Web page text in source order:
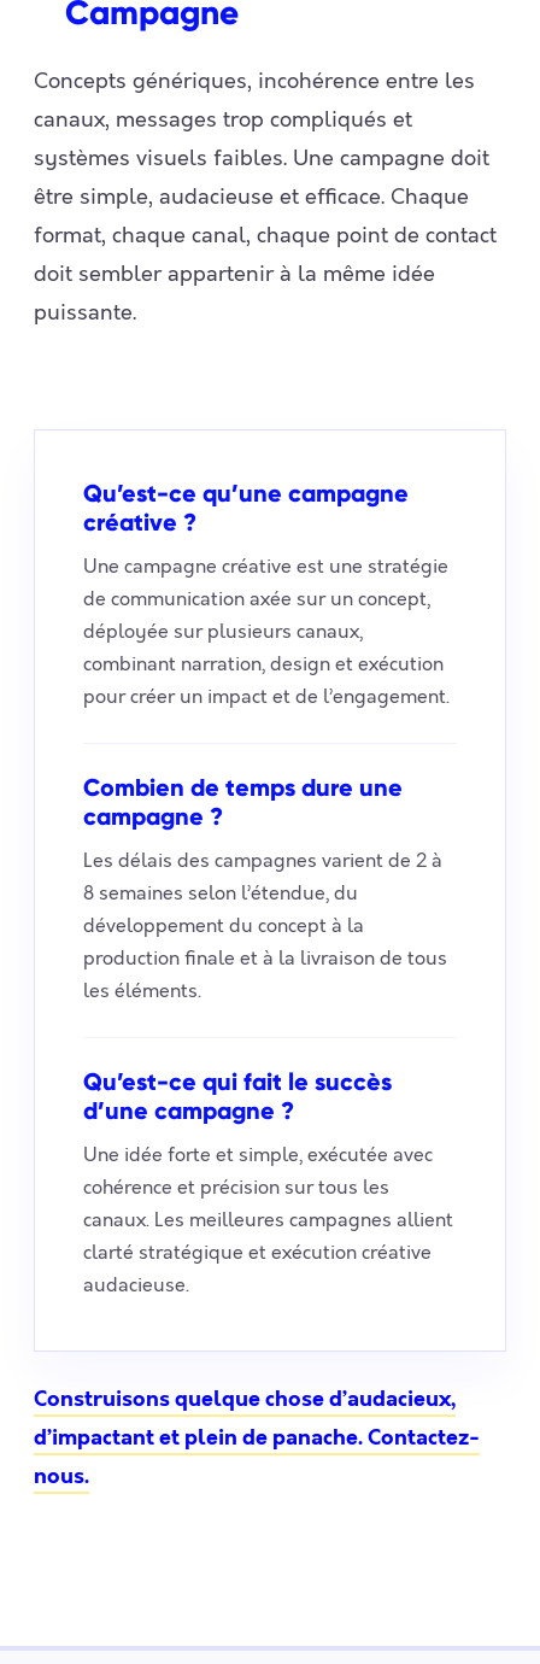
Campagne
Concepts génériques, incohérence entre les
canaux, messages trop compliqués et
systèmes visuels faibles. Une campagne doit
être simple, audacieuse et efficace. Chaque
format, chaque canal, chaque point de contact
doit sembler appartenir à la même idée
puissante.
Qu’est-ce qu’une campagne
créative ?
Une campagne créative est une stratégie
de communication axée sur un concept,
déployée sur plusieurs canaux,
combinant narration, design et exécution
pour créer un impact et de l’engagement.
Combien de temps dure une
campagne ?
Les délais des campagnes varient de 2 à
8 semaines selon l’étendue, du
développement du concept à la
production finale et à la livraison de tous
les éléments.
Qu’est-ce qui fait le succès
d’une campagne ?
Une idée forte et simple, exécutée avec
cohérence et précision sur tous les
canaux. Les meilleures campagnes allient
clarté stratégique et exécution créative
audacieuse.
Construisons quelque chose d’audacieux,
d’impactant et plein de panache. Contactez-
nous.